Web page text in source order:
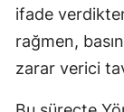
ifade
rağmen,
zarar verici